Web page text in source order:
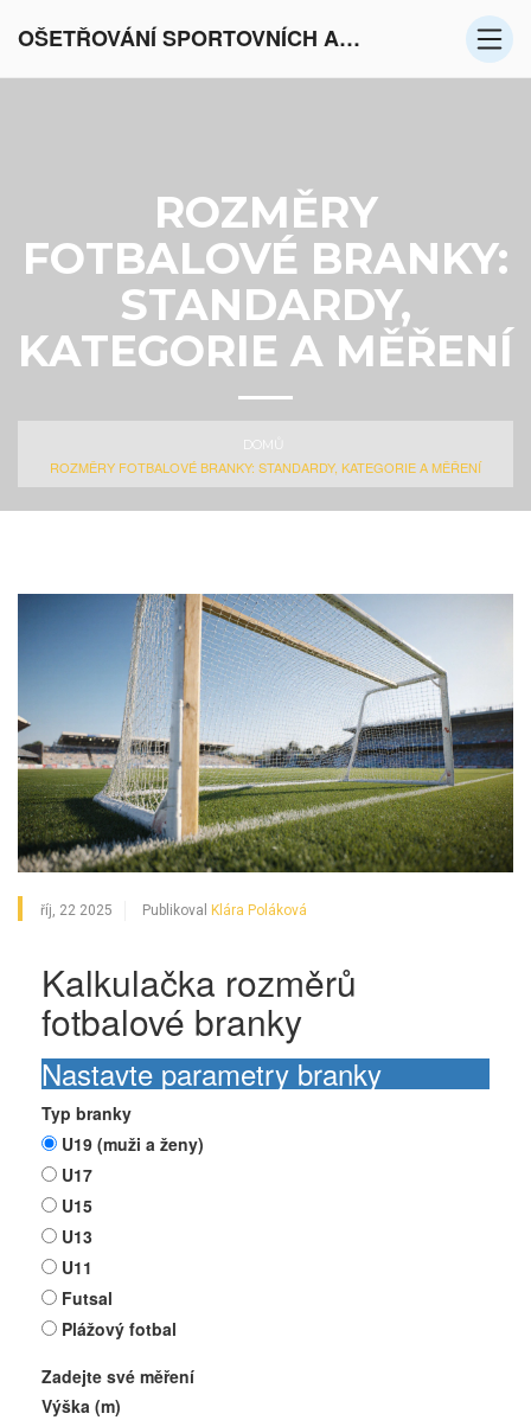
OŠETŘOVÁNÍ SPORTOVNÍCH AKTIVIT V EVROPĚ
ROZMĚRY
FOTBALOVÉ BRANKY:
STANDARDY,
KATEGORIE A MĚŘENÍ
DOMŮ
ROZMĚRY FOTBALOVÉ BRANKY: STANDARDY, KATEGORIE A MĚŘENÍ
říj, 22 2025 Publikoval Klára Poláková
Kalkulačka rozměrů
fotbalové branky
Nastavte parametry branky
Typ branky
U19 (muži a ženy)
U17
U15
U13
U11
Futsal
Plážový fotbal
Zadejte své měření
Výška (m)